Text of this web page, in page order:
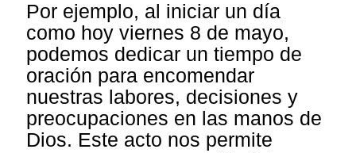
Por ejemplo, al iniciar un día
como hoy viernes 8 de mayo,
podemos dedicar un tiempo de
oración para encomendar
nuestras labores, decisiones y
preocupaciones en las manos de
Dios. Este acto nos permite